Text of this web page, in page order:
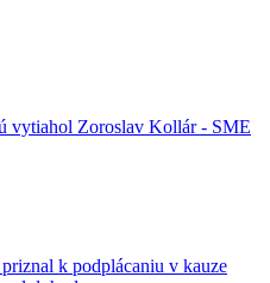
vytiahol Zoroslav Kollár - SME
k podplácaniu v kauze